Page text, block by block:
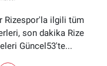
Rizespor'la ilgili tüm
son dakika Rize
Güncel53'te...